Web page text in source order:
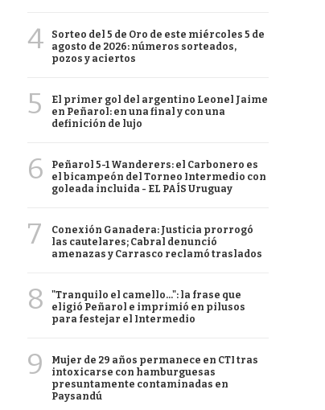
4
Sorteo del 5 de Oro de este miércoles 5 de
agosto de 2026: números sorteados,
pozos y aciertos
5
El primer gol del argentino Leonel Jaime
en Peñarol: en una final y con una
definición de lujo
6
Peñarol 5-1 Wanderers: el Carbonero es
el bicampeón del Torneo Intermedio con
goleada incluida - EL PAÍS Uruguay
7
Conexión Ganadera: Justicia prorrogó
las cautelares; Cabral denunció
amenazas y Carrasco reclamó traslados
8
"Tranquilo el camello...": la frase que
eligió Peñarol e imprimió en pilusos
para festejar el Intermedio
9
Mujer de 29 años permanece en CTI tras
intoxicarse con hamburguesas
presuntamente contaminadas en
Paysandú